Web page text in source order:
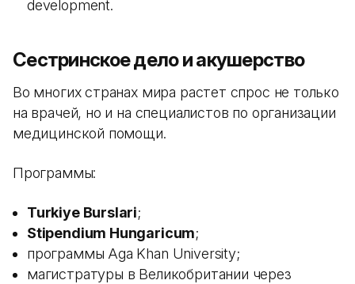
development.
Сестринское дело и акушерство
Во многих странах мира растет спрос не только
на врачей, но и на специалистов по организации
медицинской помощи.
Программы:
Turkiye Burslari;
Stipendium Hungaricum;
программы Aga Khan University;
магистратуры в Великобритании через